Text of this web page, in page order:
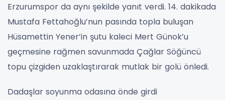
Erzurumspor da aynı şekilde yanıt verdi. 14. dakikada
Mustafa Fettahoğlu’nun pasında topla buluşan
Hüsamettin Yener’in şutu kaleci Mert Günok’u
geçmesine rağmen savunmada Çağlar Söğüncü
topu çizgiden uzaklaştırarak mutlak bir golü önledi.
Dadaşlar soyunma odasına önde girdi